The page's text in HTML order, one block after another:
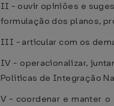
II - ouvir opiniões e
formulação dos planos,
III - articular com os
IV - operacionalizar,
Políticas de Integração
V - coordenar e manter